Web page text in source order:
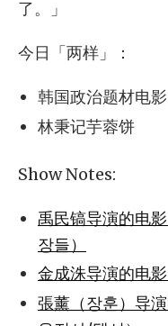
了。」
今日「两样」：
韩国政治题材电影
林秉记芋蓉饼
Show Notes:
禹民镐导演的电
장들）
金成洙导演的电
張薰（장훈）导